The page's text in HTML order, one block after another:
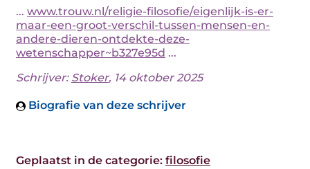
... www.trouw.nl/religie-filosofie/eigenlijk-is-er-
maar-een-groot-verschil-tussen-mensen-en-
andere-dieren-ontdekte-deze-
wetenschapper~b327e95d ...
Schrijver: Stoker, 14 oktober 2025
Biografie van deze schrijver
Geplaatst in de categorie: filosofie